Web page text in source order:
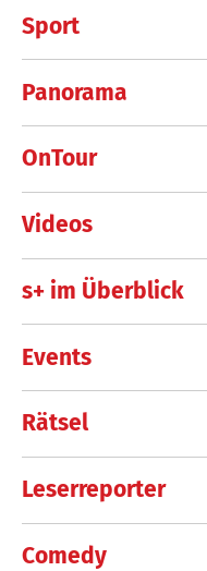
Sport
Panorama
OnTour
Videos
s+ im Überblick
Events
Rätsel
Leserreporter
Comedy